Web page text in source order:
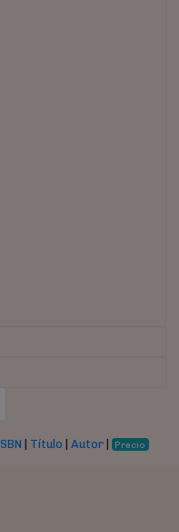
| Título | Autor| Precio